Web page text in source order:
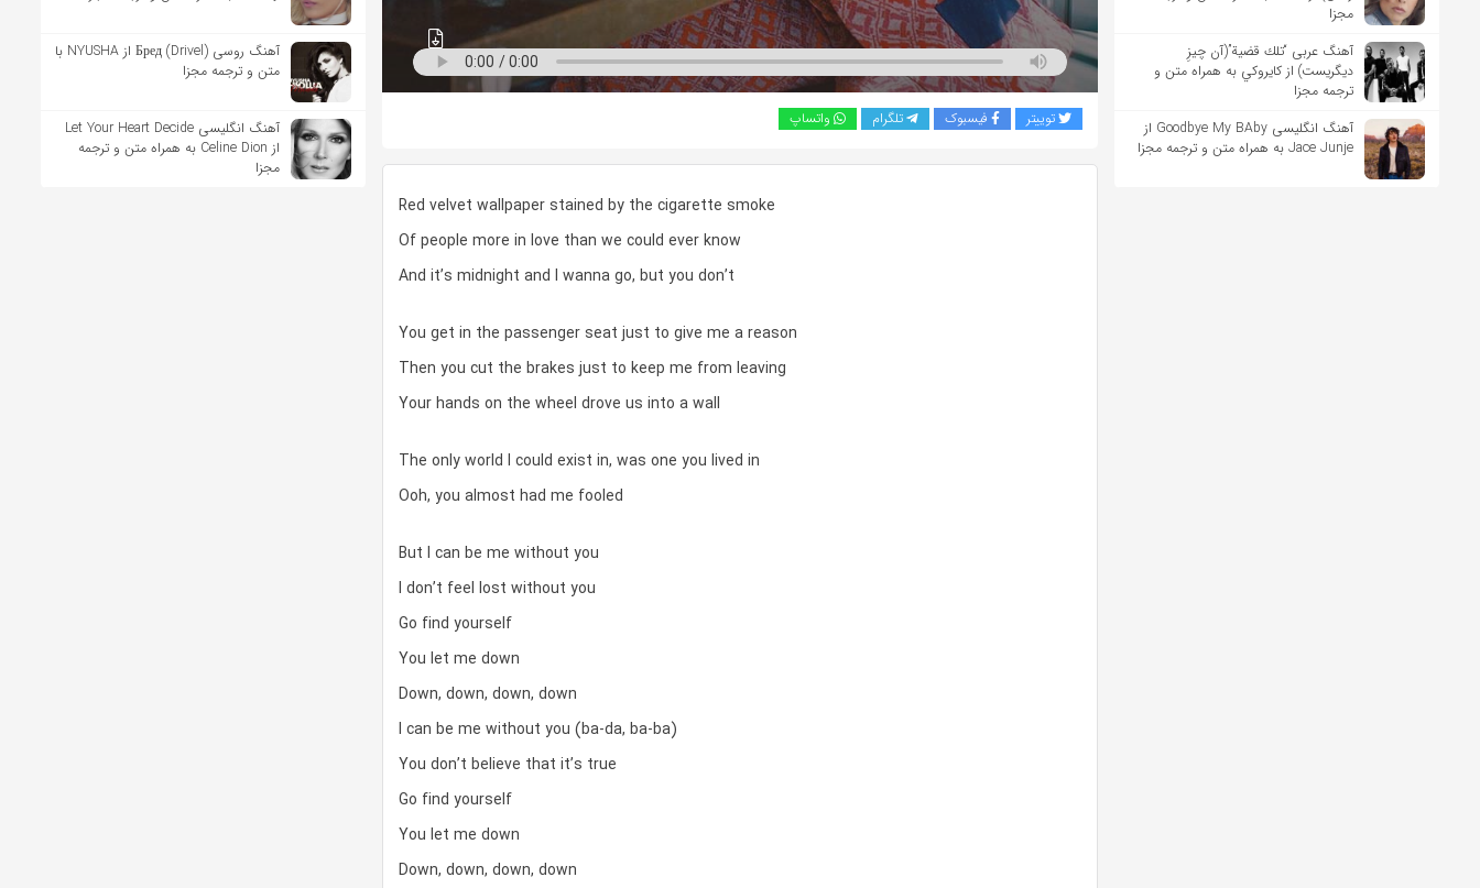
مجزا
آهنگ عربی “تلك قضية”(آن چیزِ
دیگریست) از كايروكي به همراه متن و
ترجمه مجزا
آهنگ انگلیسی Goodbye My BAby از
Jace Junje به همراه متن و ترجمه مجزا
توییتر فیسبوک تلگرام واتساپ
Red velvet wallpaper stained by the cigarette smoke
Of people more in love than we could ever know
And it’s midnight and I wanna go, but you don’t
You get in the passenger seat just to give me a reason
Then you cut the brakes just to keep me from leaving
Your hands on the wheel drove us into a wall
The only world I could exist in, was one you lived in
Ooh, you almost had me fooled
But I can be me without you
I don’t feel lost without you
Go find yourself
You let me down
Down, down, down, down
I can be me without you (ba-da, ba-ba)
You don’t believe that it’s true
Go find yourself
You let me down
Down, down, down, down
آهنگ روسی Бред (Drivel) از NYUSHA با
متن و ترجمه مجزا
آهنگ انگلیسی Let Your Heart Decide
از Celine Dion به همراه متن و ترجمه
مجزا